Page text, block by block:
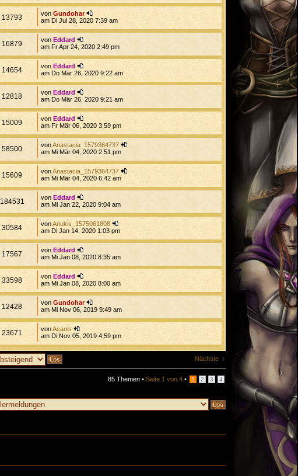
13793 vonGundohar
am Di Jul 28, 2020 7:39 am
16879 vonEddard
am Fr Apr 24, 2020 2:49 pm
14654 vonEddard
am Do Mär 26, 2020 9:22 am
12818 vonEddard
am Do Mär 26, 2020 9:21 am
15009 vonEddard
am Fr Mär 06, 2020 3:59 pm
58500 vonAnastacia_1579364737
am Mi Mär 04, 2020 2:51 pm
15609 vonAnastacia_1579364737
am Mi Mär 04, 2020 6:42 am
184531 vonEddard
am Mi Jan 22, 2020 9:04 am
30584 vonAnukis_1575061808
am Di Jan 14, 2020 1:03 pm
17567 vonEddard
am Mi Jan 08, 2020 8:35 am
33598 vonEddard
am Mi Jan 08, 2020 8:00 am
12428 vonGundohar
am Mi Nov 06, 2019 9:49 am
23671 vonAcanis
am Di Nov 05, 2019 4:59 pm
Nächste
85 Themen • Seite 1 von 4 • 1 2 3 4